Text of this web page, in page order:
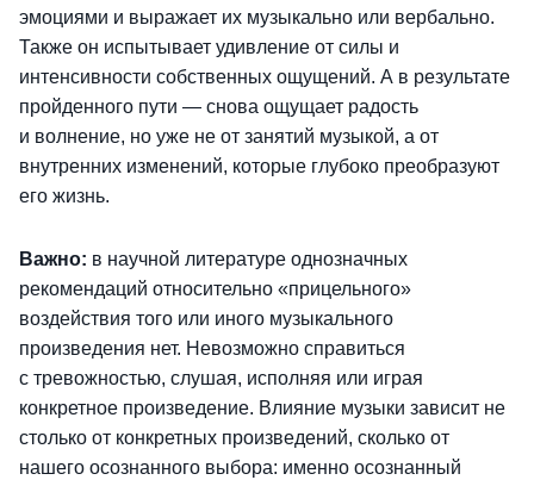
эмоциями и выражает их музыкально или вербально.
Также он испытывает удивление от силы и
интенсивности собственных ощущений. А в результате
пройденного пути — снова ощущает радость
и волнение, но уже не от занятий музыкой, а от
внутренних изменений, которые глубоко преобразуют
его жизнь.
Важно: в научной литературе однозначных
рекомендаций относительно «прицельного»
воздействия того или иного музыкального
произведения нет. Невозможно справиться
с тревожностью, слушая, исполняя или играя
конкретное произведение. Влияние музыки зависит не
столько от конкретных произведений, сколько от
нашего осознанного выбора: именно осознанный